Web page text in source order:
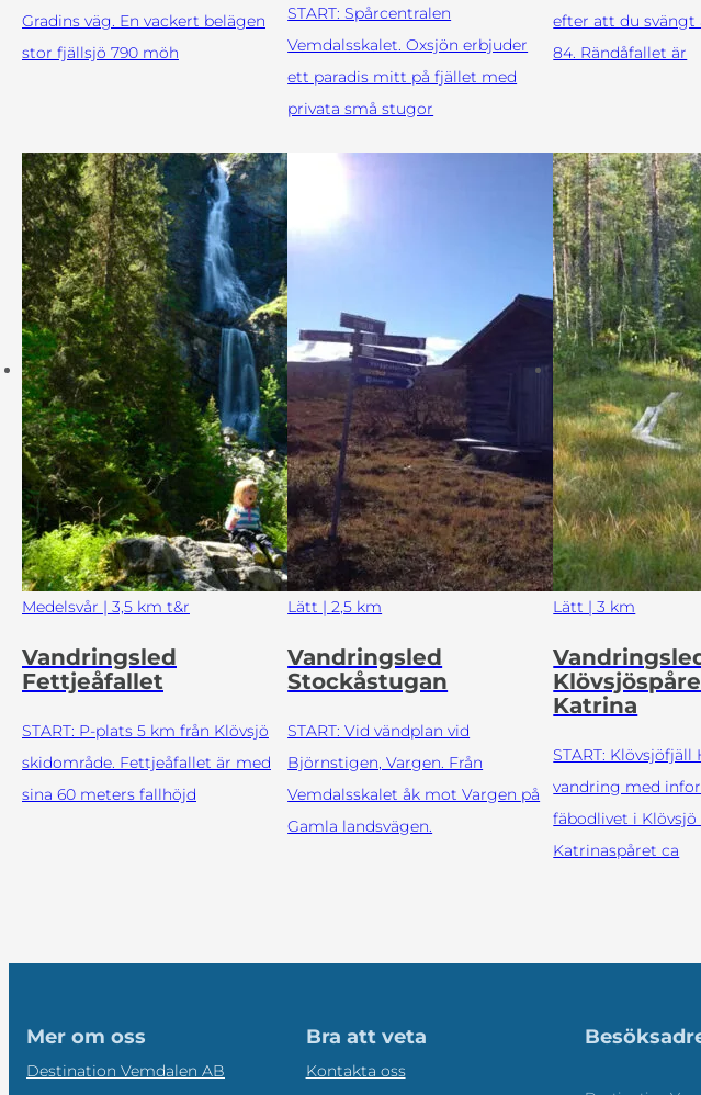
Gradins väg. En vackert belägen
stor fjällsjö 790 möh
START: Spårcentralen
Vemdalsskalet. Oxsjön erbjuder
ett paradis mitt på fjället med
privata små stugor
efter att du svängt
84. Rändåfallet är
Medelsvår | 3,5 km t&r
Vandringsled
Fettjeåfallet
START: P-plats 5 km från Klövsjö
skidområde. Fettjeåfallet är med
sina 60 meters fallhöjd
Lätt | 2,5 km
Vandringsled
Stockåstugan
START: Vid vändplan vid
Björnstigen, Vargen. Från
Vemdalsskalet åk mot Vargen på
Gamla landsvägen.
Lätt | 3 km
Katrina
START: Klövsjöfjäll
vandring med
fäbodlivet i
Katrinaspåret ca
Mer om oss
Destination Vemdalen AB
Bra att veta
Kontakta oss